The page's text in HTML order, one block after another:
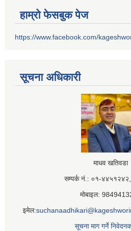
हाम्रो फेसबुक पेज
https://www.facebook.com/
सूचना अधिकारी
माधव खतिवडा
सम्पर्क नं.: ०१-
मोबाइल:
इमेल:
सूचना माग गर्ने